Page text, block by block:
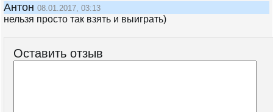
Антон 08.01.2017, 03:13
нельзя просто так взять и выиграть)
Оставить отзыв